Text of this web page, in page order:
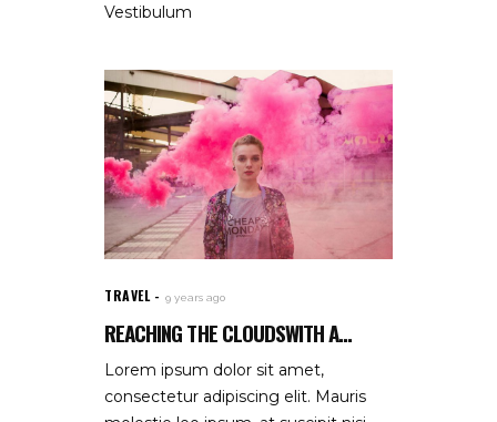
Vestibulum
TRAVEL 9 years ago
REACHING THE CLOUDSWITH A...
Lorem ipsum dolor sit amet,
consectetur adipiscing elit. Mauris